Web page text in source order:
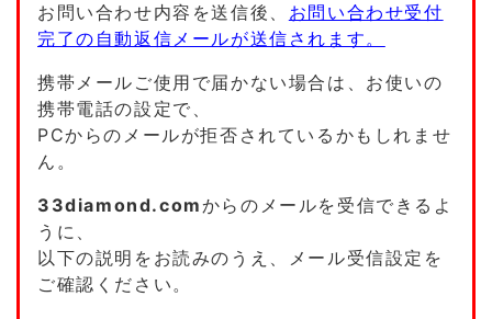
お問い合わせ内容を送信後、 お問い合わせ受付
完了の自動返信メールが送信されます。
携帯メールご使用で届かない場合は、お使いの
携帯電話の設定で、
PCからのメールが拒否されているかもしれませ
ん。
33diamond.comからのメールを受信できるよ
うに、
以下の説明をお読みのうえ、メール受信設定を
ご確認ください。